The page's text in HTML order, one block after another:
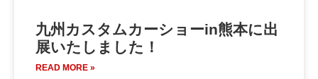
九州カスタムカーショーin熊本に出
展いたしました！
READ MORE »